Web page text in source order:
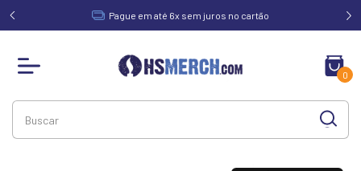
de Pague em até 6x sem juros no cartão
0